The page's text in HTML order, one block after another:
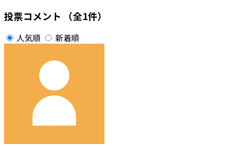
投票コメント （全1件）
人気順 新着順